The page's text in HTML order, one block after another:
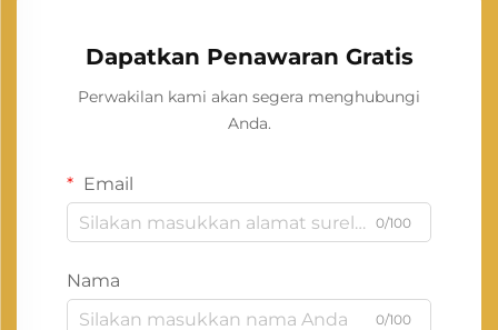
Dapatkan Penawaran Gratis
Perwakilan kami akan segera menghubungi
Anda.
Email
0/100
Nama
0/100